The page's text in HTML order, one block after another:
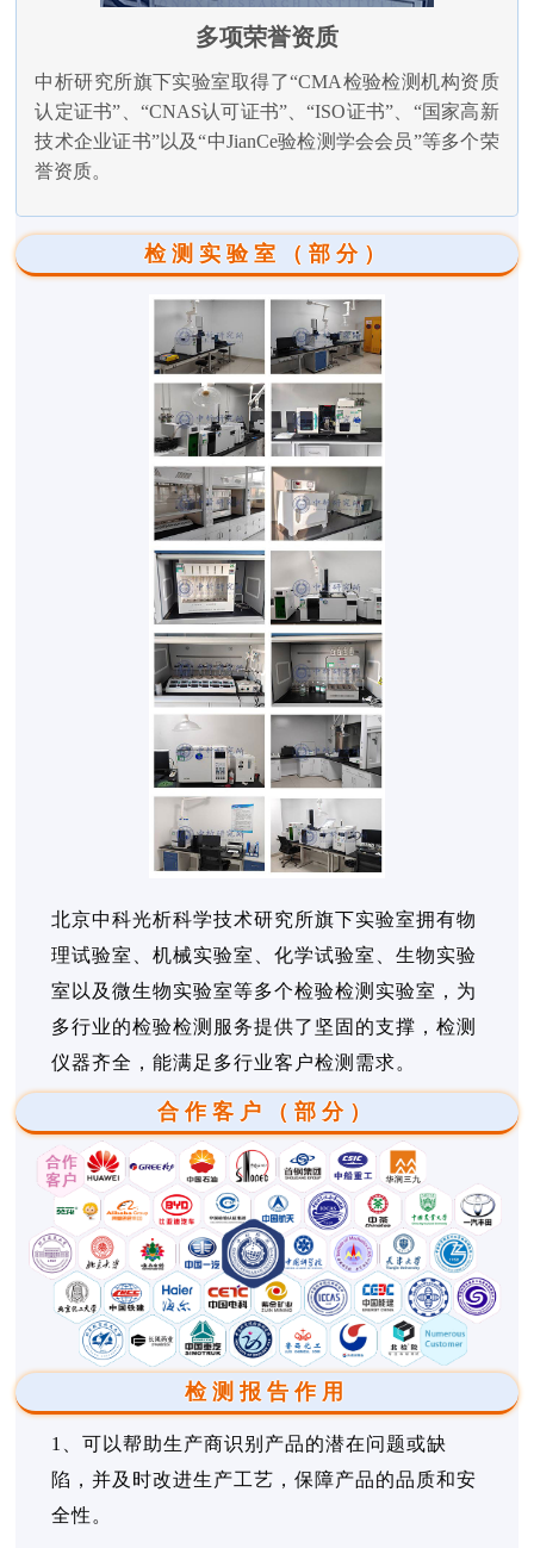
多项荣誉资质
中析研究所旗下实验室取得了“CMA检验检测机构资质
认定证书”、“CNAS认可证书”、“ISO证书”、“国家高新
技术企业证书”以及“中JianCe验检测学会会员”等多个荣
誉资质。
检测实验室（部分）
北京中科光析科学技术研究所旗下实验室拥有物
理试验室、机械实验室、化学试验室、生物实验
室以及微生物实验室等多个检验检测实验室，为
多行业的检验检测服务提供了坚固的支撑，检测
仪器齐全，能满足多行业客户检测需求。
合作客户（部分）
检测报告作用
1、可以帮助生产商识别产品的潜在问题或缺
陷，并及时改进生产工艺，保障产品的品质和安
全性。